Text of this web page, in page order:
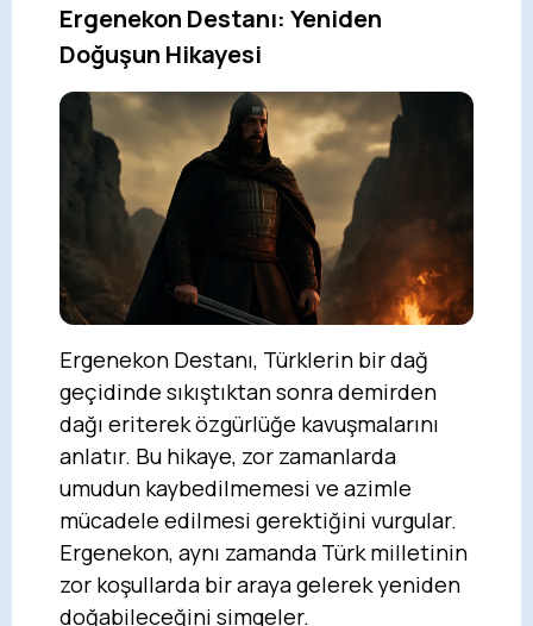
Ergenekon Destanı: Yeniden
Doğuşun Hikayesi
Ergenekon Destanı, Türklerin bir dağ
geçidinde sıkıştıktan sonra demirden
dağı eriterek özgürlüğe kavuşmalarını
anlatır. Bu hikaye, zor zamanlarda
umudun kaybedilmemesi ve azimle
mücadele edilmesi gerektiğini vurgular.
Ergenekon, aynı zamanda Türk milletinin
zor koşullarda bir araya gelerek yeniden
doğabileceğini simgeler.